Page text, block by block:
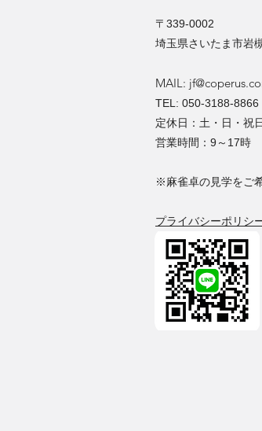
〒339-0002
埼玉県さいたま市岩
MAIL:
TEL: 050-3188-8866
定休日：土・日・祝
営業時間：9～17時
※麻雀卓の見学をご
プライバシーポリシ